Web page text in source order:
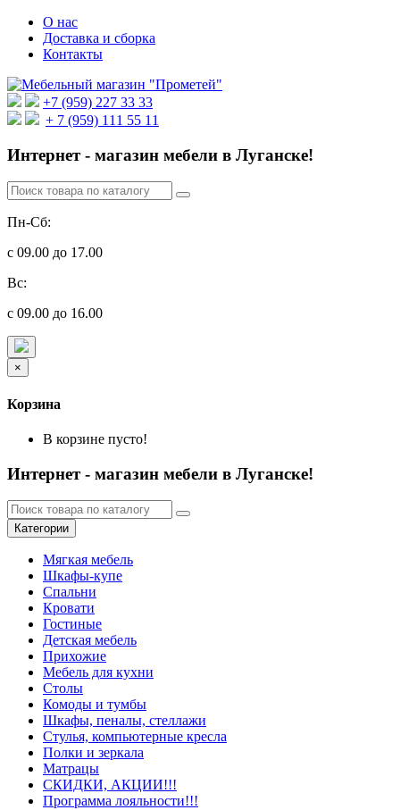
О нас
Доставка и сборка
Контакты
+7 (959) 227 33 33
+ 7 (959) 111 55 11
Интернет - магазин мебели в Луганске!
Пн-Сб:
с 09.00 до 17.00
Вс:
с 09.00 до 16.00
×
Корзина
В корзине пусто!
Интернет - магазин мебели в Луганске!
Категории
Мягкая мебель
Шкафы-купе
Спальни
Кровати
Гостиные
Детская мебель
Прихожие
Мебель для кухни
Столы
Комоды и тумбы
Шкафы, пеналы, стеллажи
Стулья, компьютерные кресла
Полки и зеркала
Матрацы
СКИДКИ, АКЦИИ!!!
Программа лояльности!!!